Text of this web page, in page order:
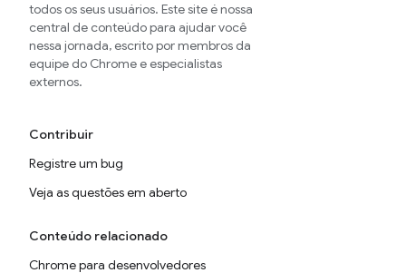
todos os seus usuários. Este site é nossa
central de conteúdo para ajudar você
nessa jornada, escrito por membros da
equipe do Chrome e especialistas
externos.
Contribuir
Registre um bug
Veja as questões em aberto
Conteúdo relacionado
Chrome para desenvolvedores